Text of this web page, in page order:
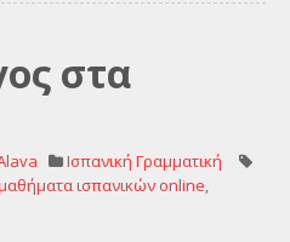
στα
Ισπανική Γραμματική
ισπανικών online,